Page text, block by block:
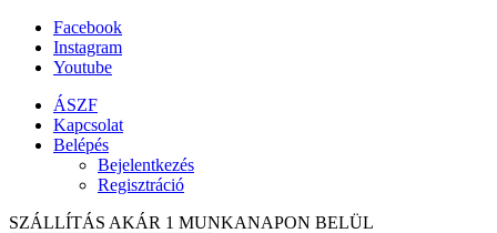
Facebook
Instagram
Youtube
ÁSZF
Kapcsolat
Belépés
Bejelentkezés
Regisztráció
SZÁLLÍTÁS AKÁR 1 MUNKANAPON BELÜL